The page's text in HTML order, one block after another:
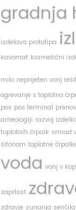
gradnja
izdelava prototipa
kavomat kozmetični
milo neprijeten vonj
ogrevanje s toplotno
pos pos terminal
arheologiji razvoj
toplotnih črpalk smrad
sifonom toplotne
voda vonj v
zaprtost
zdravje zunanja senčila